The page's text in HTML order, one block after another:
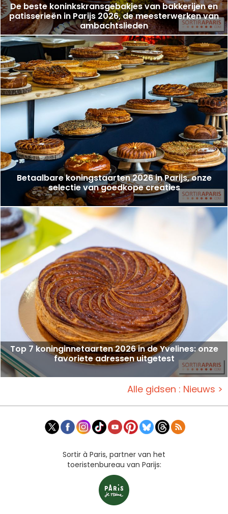
De beste koninkskransgebakjes van bakkerijen en
patisserieën in Parijs 2026, de meesterwerken van
ambachtslieden
Betaalbare koningstaarten 2026 in Parijs, onze
selectie van goedkope creaties
Top 7 koninginnetaarten 2026 in de Yvelines: onze
favoriete adressen uitgetest
Alle gidsen : Nieuws >
Sortir à Paris, partner van het
toeristenbureau van Parijs: